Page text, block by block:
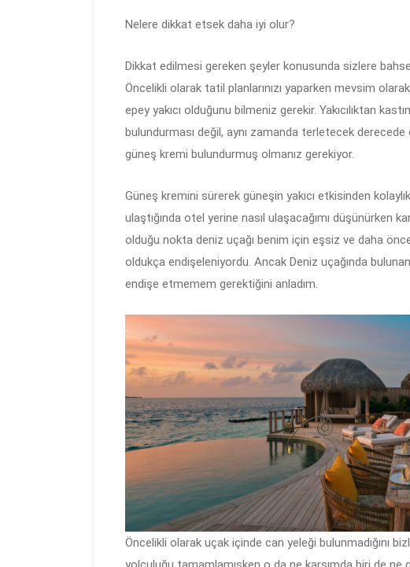
Nelere dikkat etsek daha iyi olur?
Dikkat edilmesi gereken şeyler konusunda sizlere
Öncelikli olarak tatil planlarınızı yaparken mevsim
epey yakıcı olduğunu bilmeniz gerekir. Yakıcılıktan
bulundurması değil, aynı zamanda terletecek derecede
güneş kremi bulundurmuş olmanız gerekiyor.
Güneş kremini sürerek güneşin yakıcı etkisinden
ulaştığında otel yerine nasıl ulaşacağımı düşünürken
olduğu nokta deniz uçağı benim için eşsiz ve daha
oldukça endişeleniyordu. Ancak Deniz uçağında
endişe etmemem gerektiğini anladım.
Öncelikli olarak uçak içinde can yeleği bulunmadığını